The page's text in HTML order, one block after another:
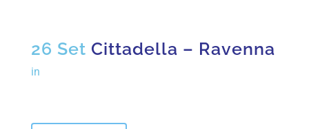
26 Set Cittadella – Ravenna
in